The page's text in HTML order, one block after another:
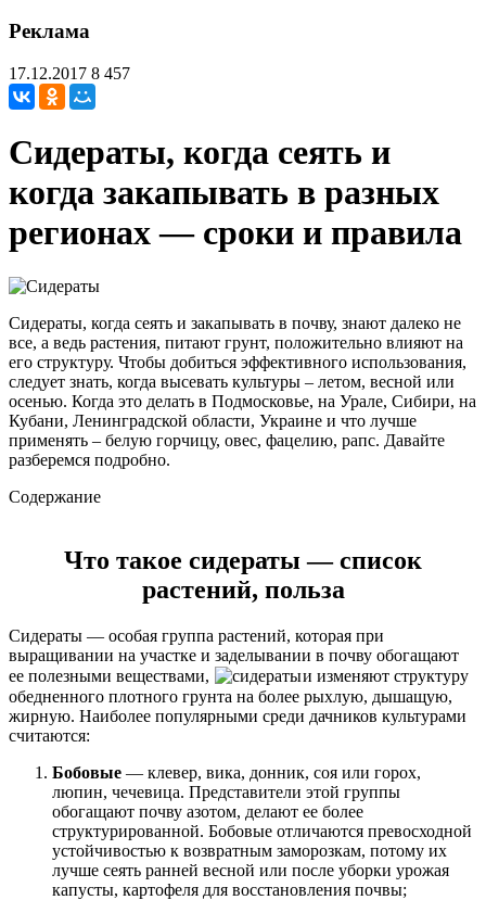
Реклама
17.12.2017 8 457
Сидераты, когда сеять и
когда закапывать в разных
регионах — сроки и правила
Сидераты, когда сеять и закапывать в почву, знают далеко не
все, а ведь растения, питают грунт, положительно влияют на
его структуру. Чтобы добиться эффективного использования,
следует знать, когда высевать культуры – летом, весной или
осенью. Когда это делать в Подмосковье, на Урале, Сибири, на
Кубани, Ленинградской области, Украине и что лучше
применять – белую горчицу, овес, фацелию, рапс. Давайте
разберемся подробно.
Содержание
Что такое сидераты — список
растений, польза
Сидераты — особая группа растений, которая при
выращивании на участке и заделывании в почву обогащают
ее полезными веществами,
и изменяют структуру
обедненного плотного грунта на более рыхлую, дышащую,
жирную. Наиболее популярными среди дачников культурами
считаются:
Бобовые — клевер, вика, донник, соя или горох,
люпин, чечевица. Представители этой группы
обогащают почву азотом, делают ее более
структурированной. Бобовые отличаются превосходной
устойчивостью к возвратным заморозкам, потому их
лучше сеять ранней весной или после уборки урожая
капусты, картофеля для восстановления почвы;